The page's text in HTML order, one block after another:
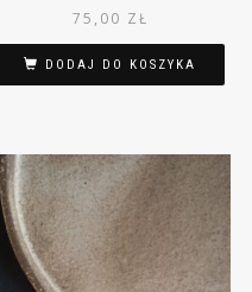
75,00 ZŁ
DODAJ DO KOSZYKA